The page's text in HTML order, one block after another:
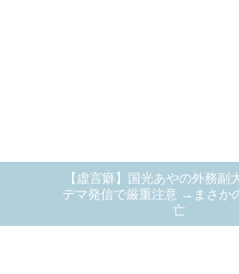
【虚言癖】国光あやの外務副
デマ発信で厳重注意 →まさか
亡